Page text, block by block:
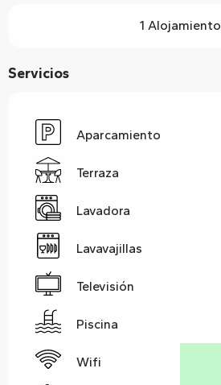
1 Alojamiento
Servicios
Aparcamiento
Terraza
Lavadora
Lavavajillas
Televisión
Piscina
Wifi